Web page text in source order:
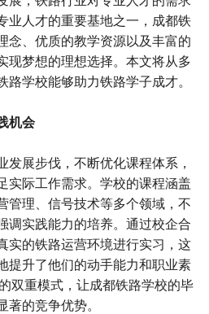
业人才的重要基地之一，成都铁
念、优质的教学资源以及丰富的
现梦想的理想选择。本文将从多
学校能够助力铁路学子成才。
机会
发展步伐，不断优化课程体系，
实际工作需求。学校的课程涵盖
管理、信号技术等多个领域，不
调实践能力的培养。通过校企合
实的铁路运营环境进行实习，这
提升了他们的动手能力和职业素
双重模式，让成都铁路学校的毕
的竞争优势。